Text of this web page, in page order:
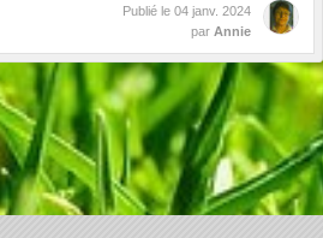
Publié le 04 janv. 2024
par Annie